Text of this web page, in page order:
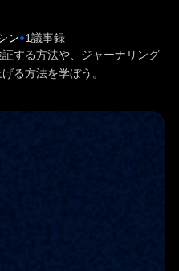
ン•1議事録
する方法や、ジャーナリング
る方法を学ぼう。